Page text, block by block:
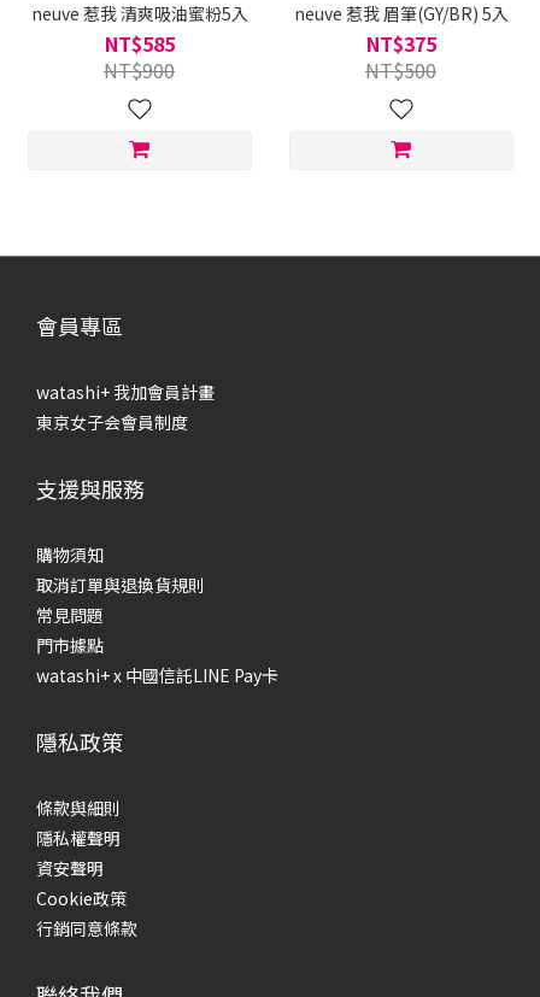
neuve 惹我 清爽吸油蜜粉5入
NT$585
NT$900
neuve 惹我 眉筆(GY/BR) 5入
NT$375
NT$500
會員專區
watashi+ 我加會員計畫
東京女子会會員制度
支援與服務
購物須知
取消訂單與退換貨規則
常見問題
門市據點
watashi+ x 中國信託LINE Pay卡
隱私政策
條款與細則
隱私權聲明
資安聲明
Cookie政策
行銷同意條款